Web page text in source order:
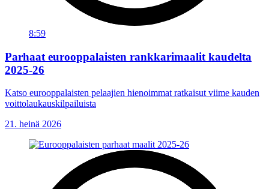
8:59
Parhaat eurooppalaisten rankkarimaalit kaudelta
2025-26
Katso eurooppalaisten pelaajien hienoimmat ratkaisut viime kauden
voittolaukauskilpailuista
21. heinä 2026